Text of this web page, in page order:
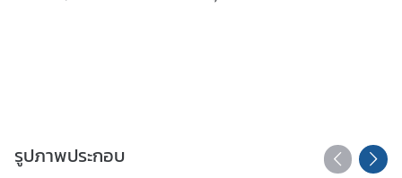
ร
รูปภาพประกอบ